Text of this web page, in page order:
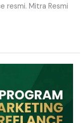
resmi. Mitra Resmi